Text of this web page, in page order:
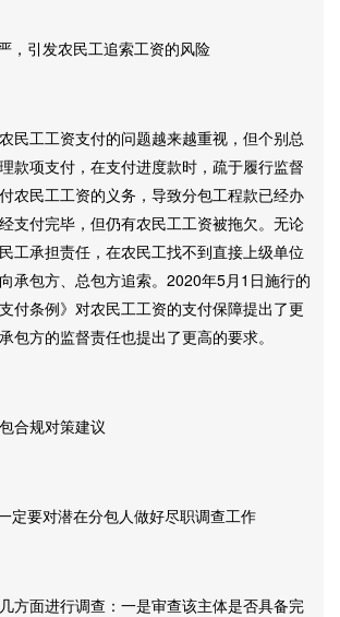
，引发农民工追索工资的风险
民工工资支付的问题越来越重视，但个别总
款项支付，在支付进度款时，疏于履行监督
农民工工资的义务，导致分包工程款已经办
支付完毕，但仍有农民工工资被拖欠。无论
工承担责任，在农民工找不到直接上级单位
承包方、总包方追索。2020年5月1日施行的
付条例》对农民工工资的支付保障提出了更
包方的监督责任也提出了更高的要求。
合规对策建议
定要对潜在分包人做好尽职调查工作
方面进行调查：一是审查该主体是否具备完